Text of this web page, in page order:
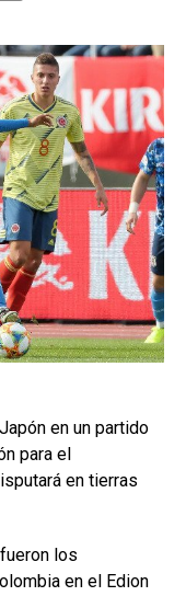
en un partido
para el
en tierras
los
en el Edion